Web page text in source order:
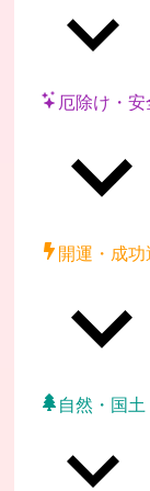
厄除け・安
開運・成功
自然・国土